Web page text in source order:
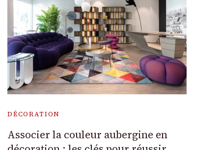
DÉCORATION
Associer la couleur aubergine en